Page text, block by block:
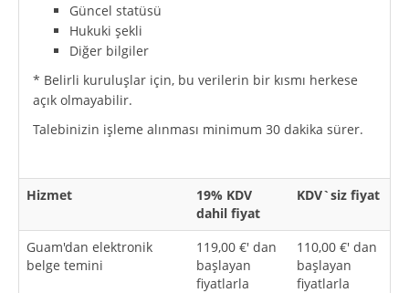
Güncel statüsü
Hukuki şekli
Diğer bilgiler
* Belirli kuruluşlar için, bu verilerin bir kısmı herkese
açık olmayabilir.
Talebinizin işleme alınması minimum 30 dakika sürer.
Hizmet
19% KDV
dahil fiyat
KDV`siz fiyat
Guam'dan elektronik
belge temini
119,00 €' dan
başlayan
fiyatlarla
110,00 €' dan
başlayan
fiyatlarla